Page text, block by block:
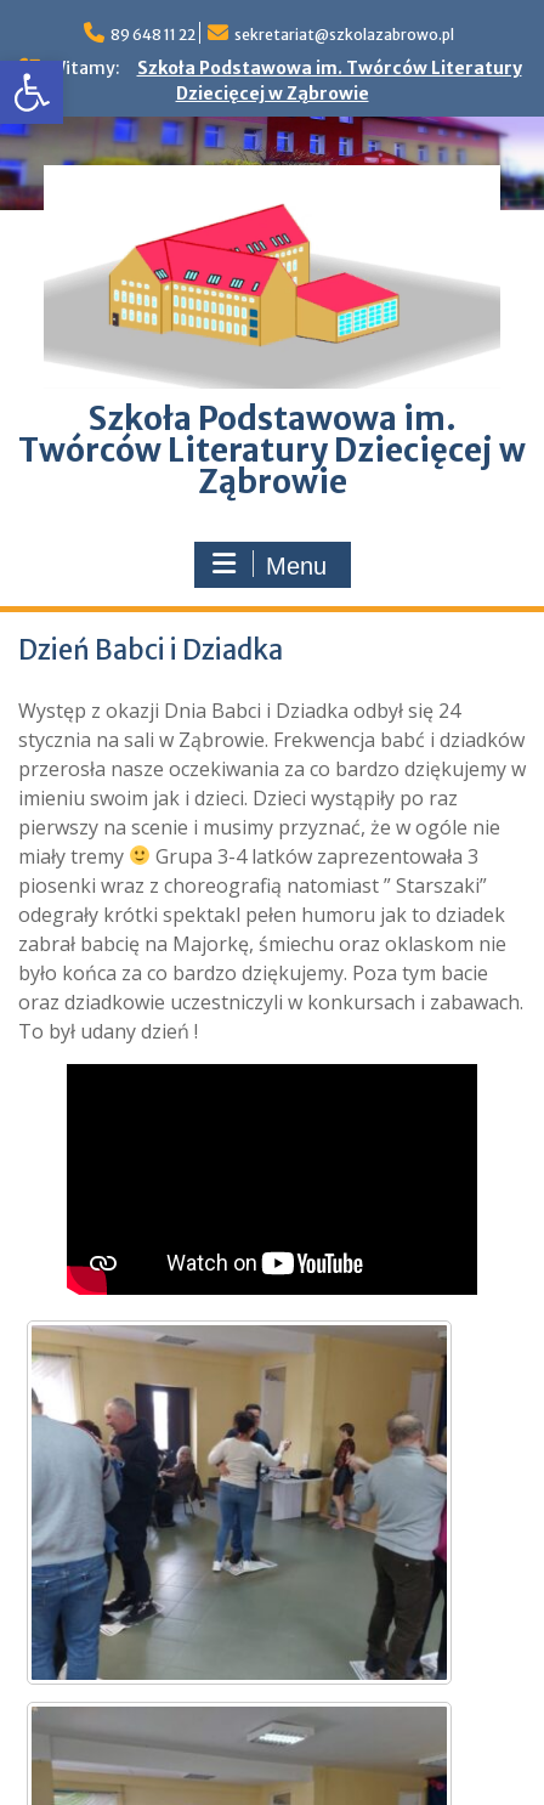
Otwórz pasek narzędzi
content
89 648 11 22 sekretariat@szkolazabrowo.pl
Witamy:
Szkoła Podstawowa im. Twórców Literatury
Dziecięcej w Ząbrowie
Szkoła Podstawowa im.
Twórców Literatury Dziecięcej w
Ząbrowie
Menu
Dzień Babci i Dziadka
Występ z okazji Dnia Babci i Dziadka odbył się 24
stycznia na sali w Ząbrowie. Frekwencja babć i dziadków
przerosła nasze oczekiwania za co bardzo dziękujemy w
imieniu swoim jak i dzieci. Dzieci wystąpiły po raz
pierwszy na scenie i musimy przyznać, że w ogóle nie
miały tremy
Grupa 3-4 latków zaprezentowała 3
piosenki wraz z choreografią natomiast ” Starszaki”
odegrały krótki spektakl pełen humoru jak to dziadek
zabrał babcię na Majorkę, śmiechu oraz oklaskom nie
było końca za co bardzo dziękujemy. Poza tym bacie
oraz dziadkowie uczestniczyli w konkursach i zabawach.
To był udany dzień !